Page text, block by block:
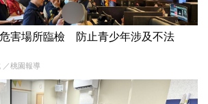
害場所臨檢 防止青少年涉及不法
／桃園報導